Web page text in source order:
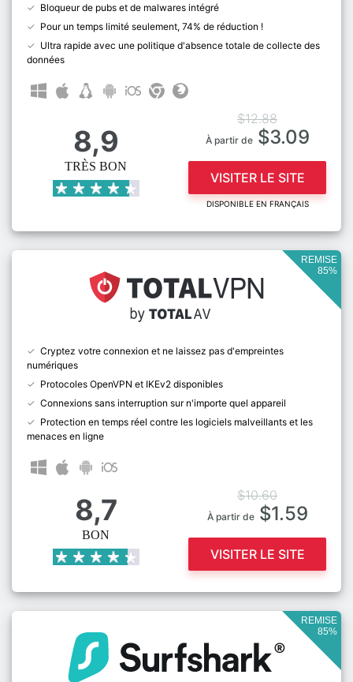
Bloqueur de pubs et de malwares intégré
Pour un temps limité seulement, 74% de réduction !
Ultra rapide avec une politique d'absence totale de collecte des
données
8,9
TRÈS BON
$12.88
À partir de$3.09
VISITER LE SITE
DISPONIBLE EN FRANÇAIS
REMISE
85%
Cryptez votre connexion et ne laissez pas d'empreintes
numériques
Protocoles OpenVPN et IKEv2 disponibles
Connexions sans interruption sur n'importe quel appareil
Protection en temps réel contre les logiciels malveillants et les
menaces en ligne
8,7
BON
$10.60
À partir de$1.59
VISITER LE SITE
REMISE
85%